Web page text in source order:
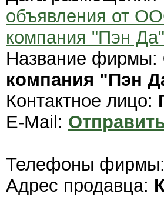
объявления от
компания "Пэн Да"
Название фирмы:
компания "Пэн
Контактное лицо:
E-Mail:
Телефоны фирмы:
Адрес продавца: